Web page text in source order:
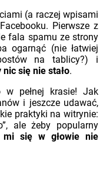
(a raczej wpisami
Pierwsze z
fala spamu ze strony
ogarnąć (nie łatwiej
na tablicy?) i
nic się nie stało.
pełnej krasie! Jak
i jeszcze udawać,
praktyki na witrynie:
ale żeby popularny
mi się w głowie nie